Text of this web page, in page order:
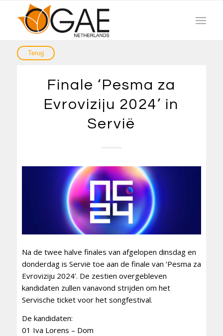
Finale ‘Pesma za
Evroviziju 2024’ in
Servië
Na de twee halve finales van afgelopen dinsdag en
donderdag is Servië toe aan de finale van ‘Pesma za
Evroviziju 2024’. De zestien overgebleven
kandidaten zullen vanavond strijden om het
Servische ticket voor het songfestival.
De kandidaten:
01 Iva Lorens – Dom